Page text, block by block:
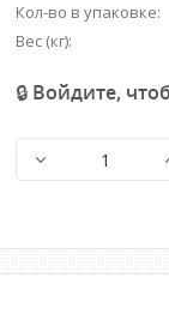
Кол-во в упаковке:
Вес (кг):
🔒 Войдите,